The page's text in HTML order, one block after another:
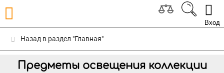
Вход
Назад в раздел "Главная"
Предметы освещения коллекции